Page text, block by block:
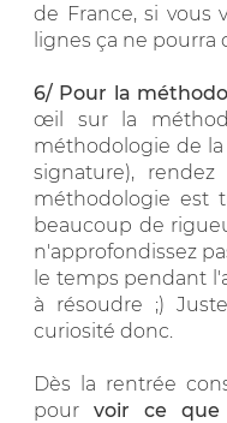
de France, si vous
lignes ça ne pourra
6/ Pour la
œil sur la
méthodologie de
signature),
méthodologie est
beaucoup de
n'approfondissez
le temps pendant
à résoudre ;)
curiosité donc.
Dès la rentrée
pour voir ce que